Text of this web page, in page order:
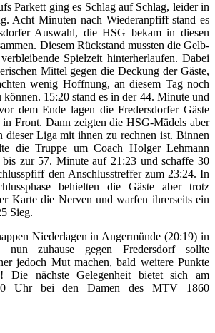
Parkett ging es Schlag auf Schlag, leider in
Acht Minuten nach Wiederanpfiff stand es
Auswahl, die HSG bekam in diesen
Diesem Rückstand mussten die Gelb-
Spielzeit hinterherlaufen. Dabei
Mittel gegen die Deckung der Gäste,
wenig Hoffnung, an diesem Tag noch
15:20 stand es in der 44. Minute und
dem Ende lagen die Fredersdorfer Gäste
Front. Dann zeigten die HSG-Mädels aber
dieser Liga mit ihnen zu rechnen ist. Binnen
die Truppe um Coach Holger Lehmann
zur 57. Minute auf 21:23 und schaffe 30
den Anschlusstreffer zum 23:24. In
behielten die Gäste aber trotz
Karte die Nerven und warfen ihrerseits ein
Sieg.
Niederlagen in Angermünde (20:19) in
zuhause gegen Fredersdorf sollte
jedoch Mut machen, bald weitere Punkte
Die nächste Gelegenheit bietet sich am
Uhr bei den Damen des MTV 1860